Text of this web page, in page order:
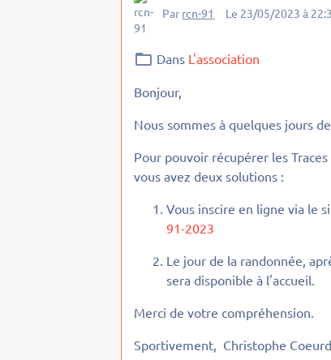
Par rcn-91 Le 23/05/2023 à
Dans L'association
Bonjour,
Nous sommes à quelques jours
Pour pouvoir récupérer les
vous avez deux solutions :
Vous inscire en ligne via le
91-2023
Le jour de la randonnée,
sera disponible à l'accueil.
Merci de votre compréhension.
Sportivement, Christophe